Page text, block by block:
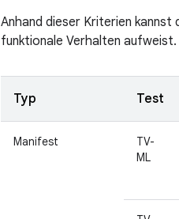
Anhand dieser Kriterien
funktionale Verhalten aufweist.
Typ Test
Manifest
TV-
ML